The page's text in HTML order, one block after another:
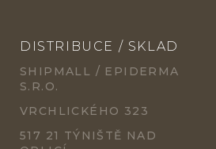
DISTRIBUCE / SKLAD
SHIPMALL / EPIDERMA
S.R.O.
VRCHLICKÉHO 323
517 21 TÝNIŠTĚ NAD